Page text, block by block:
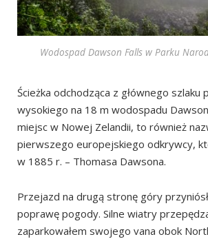
Wodospad Dawson Falls w Parku
Ścieżka odchodząca z głównego szlaku
wysokiego na 18 m wodospadu Dawson
miejsc w Nowej Zelandii, to również
pierwszego europejskiego odkrywcy,
w 1885 r. – Thomasa Dawsona.
Przejazd na drugą stronę góry
poprawę pogody. Silne wiatry
zaparkowałem swojego vana obok